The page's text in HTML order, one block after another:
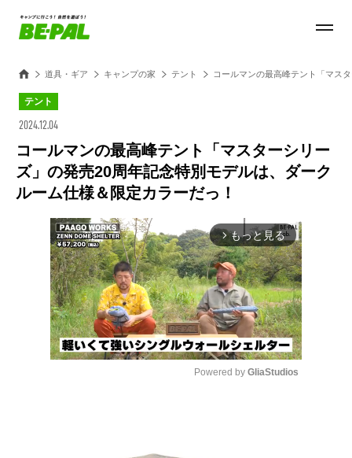
道具・ギア キャンプの家 テント コールマンの最高峰テント「マス
テント
2024.12.04
コールマンの最高峰テント「マスターシリー
ズ」の発売20周年記念特別モデルは、ダーク
ルーム仕様＆限定カラーだっ！
arrow_forward_ios もっと見る
Powered by GliaStudios